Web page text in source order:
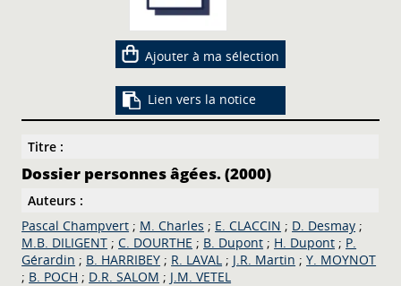
Ajouter à ma sélection
Lien vers la notice
Titre :
Dossier personnes âgées. (2000)
Auteurs :
Pascal Champvert ; M. Charles ; E. CLACCIN ; D. Desmay ;
M.B. DILIGENT ;C. DOURTHE ; B. Dupont ; H. Dupont ; P.
Gérardin ; B. HARRIBEY ; R. LAVAL ; J.R. Martin ;Y. MOYNOT
; B. POCH ; D.R. SALOM ; J.M. VETEL